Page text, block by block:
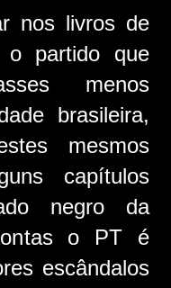
nos livros de
o partido que
menos
brasileira,
mesmos
capítulos
negro da
o PT é
escândalos